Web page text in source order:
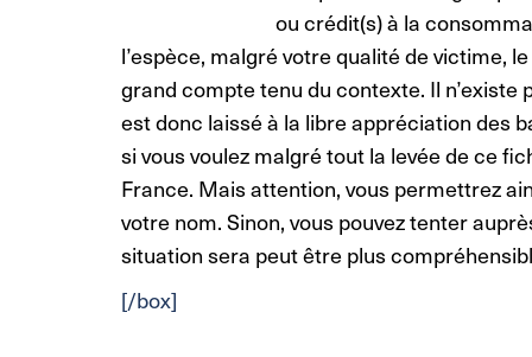
ou crédit(s) à la
l’espèce, malgré votre qualité de victime,
grand compte tenuducontexte. Il n’existe
est donc laissé à la libre appréciation des
si vous voulez malgré tout la levée de ce
France. Mais attention, vous permettrez
votre nom. Sinon, vous pouvez tenter
situation sera peut être plus
[/box]